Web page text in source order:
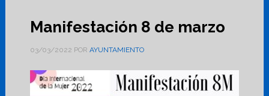
Manifestación 8 de marzo
03/03/2022 POR AYUNTAMIENTO